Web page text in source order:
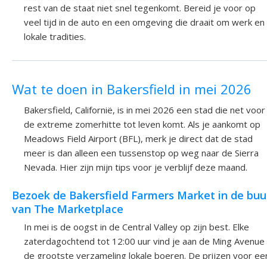
rest van de staat niet snel tegenkomt. Bereid je voor op
veel tijd in de auto en een omgeving die draait om werk en
lokale tradities.
Wat te doen in Bakersfield in mei 2026
Bakersfield, Californië, is in mei 2026 een stad die net voor
de extreme zomerhitte tot leven komt. Als je aankomt op
Meadows Field Airport (BFL), merk je direct dat de stad
meer is dan alleen een tussenstop op weg naar de Sierra
Nevada. Hier zijn mijn tips voor je verblijf deze maand.
Bezoek de Bakersfield Farmers Market in de
van The Marketplace
In mei is de oogst in de Central Valley op zijn best. Elke
zaterdagochtend tot 12:00 uur vind je aan de Ming Avenue
de grootste verzameling lokale boeren. De prijzen voor